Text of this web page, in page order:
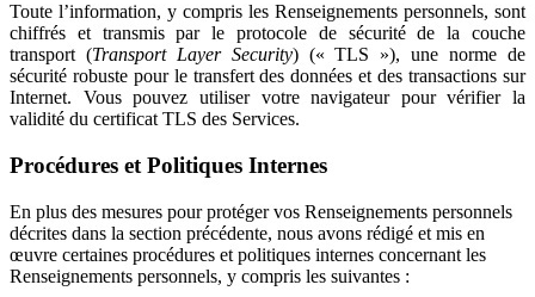
Toute l’information, y compris les Renseignements personnels, sont
chiffrés et transmis par le protocole de sécurité de la couche
transport (Transport Layer Security) (« TLS »), une norme de
sécurité robuste pour le transfert des données et des transactions sur
Internet. Vous pouvez utiliser votre navigateur pour vérifier la
validité du certificat TLS des Services.
Procédures et Politiques Internes
En plus des mesures pour protéger vos Renseignements personnels
décrites dans la section précédente, nous avons rédigé et mis en
œuvre certaines procédures et politiques internes concernant les
Renseignements personnels, y compris les suivantes :